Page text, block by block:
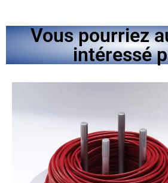
Vous pourriez
intéressé